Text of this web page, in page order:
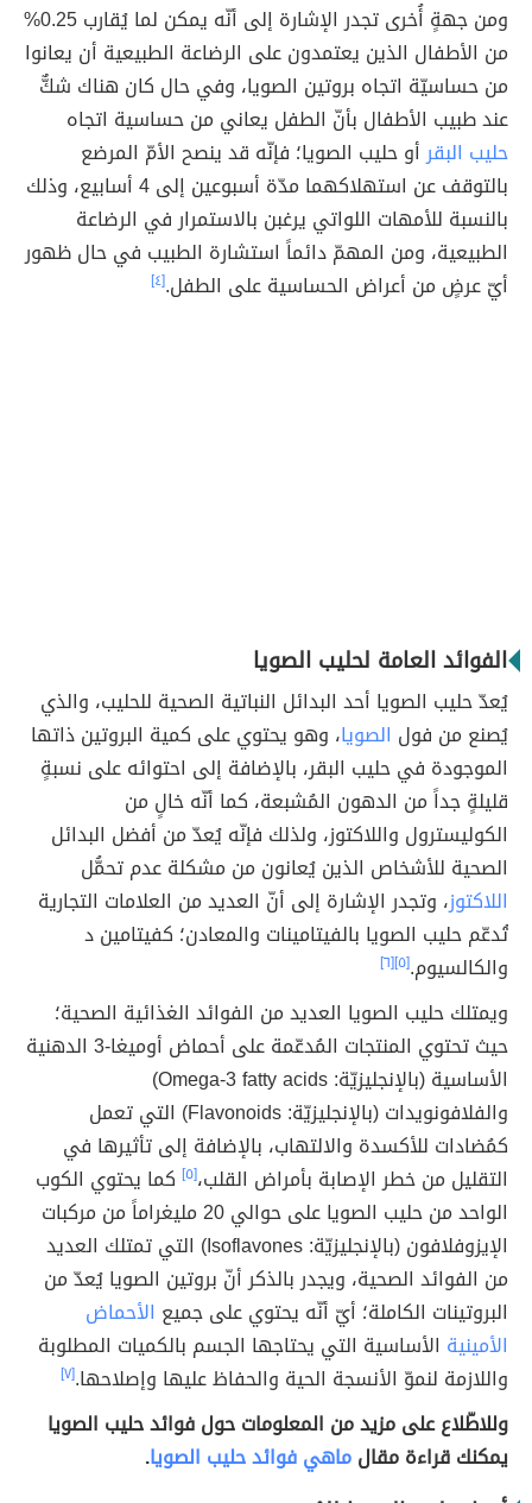
ومن جهةٍ أُخرى تجدر الإشارة إلى أنّه يمكن لما يُقارب 0.25%
من الأطفال الذين يعتمدون على الرضاعة الطبيعية أن يعانوا
من حساسيّة اتجاه بروتين الصويا، وفي حال كان هناك شكٌّ
عند طبيب الأطفال بأنّ الطفل يعاني من حساسية اتجاه
حليب البقرأو حليب الصويا؛ فإنّه قد ينصح الأمّ المرضع
بالتوقف عن استهلاكهما مدّة أسبوعين إلى 4 أسابيع، وذلك
بالنسبة للأمهات اللواتي يرغبن بالاستمرار في الرضاعة
الطبيعية، ومن المهمّ دائماً استشارة الطبيب في حال ظهور
أيّ عرضٍ من أعراض الحساسية على الطفل.[٤]
الفوائد العامة لحليب الصويا
يُعدّ حليب الصويا أحد البدائل النباتية الصحية للحليب، والذي
يُصنع من فول الصويا، وهو يحتوي على كمية البروتين ذاتها
الموجودة في حليب البقر، بالإضافة إلى احتوائه على نسبةٍ
قليلةٍ جداً من الدهون المُشبعة، كما أنّه خالٍ من
الكوليسترول واللاكتوز، ولذلك فإنّه يُعدّ من أفضل البدائل
الصحية للأشخاص الذين يُعانون من مشكلة عدم تحمُّل
اللاكتوز، وتجدر الإشارة إلى أنّ العديد من العلامات التجارية
تُدعّم حليب الصويا بالفيتامينات والمعادن؛ كفيتامين د
والكالسيوم.[٥] [٦]
ويمتلك حليب الصويا العديد من الفوائد الغذائية الصحية؛
حيث تحتوي المنتجات المُدعّمة على أحماض أوميغا-3 الدهنية
الأساسية (بالإنجليزيّة: Omega-3 fatty acids)
والفلافونويدات (بالإنجليزيّة: Flavonoids) التي تعمل
كمُضادات للأكسدة والالتهاب، بالإضافة إلى تأثيرها في
التقليل من خطر الإصابة بأمراض القلب،[٥]
كما يحتوي الكوب
الواحد من حليب الصويا على حوالي 20 مليغراماً من مركبات
الإيزوفلافون (بالإنجليزيّة: Isoflavones) التي تمتلك العديد
من الفوائد الصحية، ويجدر بالذكر أنّ بروتين الصويا يُعدّ من
البروتينات الكاملة؛ أيّ أنّه يحتوي على جميع الأحماض
الأمينية الأساسية التي يحتاجها الجسم بالكميات المطلوبة
واللازمة لنموّ الأنسجة الحية والحفاظ عليها وإصلاحها.[٧]
وللاطّلاع على مزيد من المعلومات حول فوائد حليب الصويا
يمكنك قراءة مقالماهي فوائد حليب الصويا.